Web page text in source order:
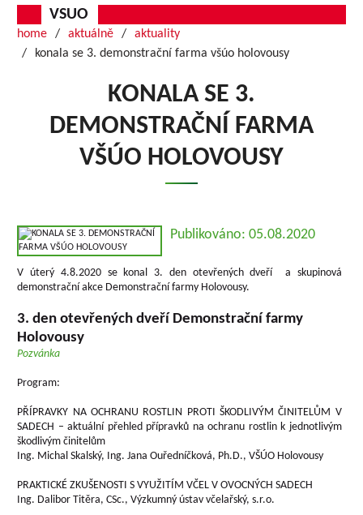
VSUO
home aktuálně
aktuality
konala se 3. demonstrační farma všúo holovousy
KONALA SE 3.
DEMONSTRAČNÍ FARMA
VŠÚO HOLOVOUSY
Publikováno: 05.08.2020
V úterý 4.8.2020 se konal 3. den otevřených dveří a skupinová
demonstrační akce Demonstrační farmy Holovousy.
3. den otevřených dveří Demonstrační farmy
Holovousy
Pozvánka
Program:
PŘÍPRAVKY NA OCHRANU ROSTLIN PROTI ŠKODLIVÝM ČINITELŮM V
SADECH – aktuální přehled přípravků na ochranu rostlin k jednotlivým
škodlivým činitelům
Ing. Michal Skalský, Ing. Jana Ouředníčková, Ph.D., VŠÚO Holovousy
PRAKTICKÉ ZKUŠENOSTI S VYUŽITÍM VČEL V OVOCNÝCH SADECH
Ing. Dalibor Titěra, CSc., Výzkumný ústav včelařský, s.r.o.